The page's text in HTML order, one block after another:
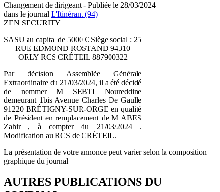
Changement de dirigeant - Publiée le 28/03/2024
dans le journal L'Itinérant (94)
ZEN SECURITY
SASU au capital de 5000 € Siège social : 25
RUE EDMOND ROSTAND 94310
ORLY RCS CRÉTEIL 887900322
Par décision Assemblée Générale
Extraordinaire du 21/03/2024, il a été décidé
de nommer M SEBTI Noureddine
demeurant 1bis Avenue Charles De Gaulle
91220 BRÉTIGNY-SUR-ORGE en qualité
de Président en remplacement de M ABES
Zahir , à compter du 21/03/2024 .
Modification au RCS de CRÉTEIL.
La présentation de votre annonce peut varier selon la composition
graphique du journal
AUTRES PUBLICATIONS DU